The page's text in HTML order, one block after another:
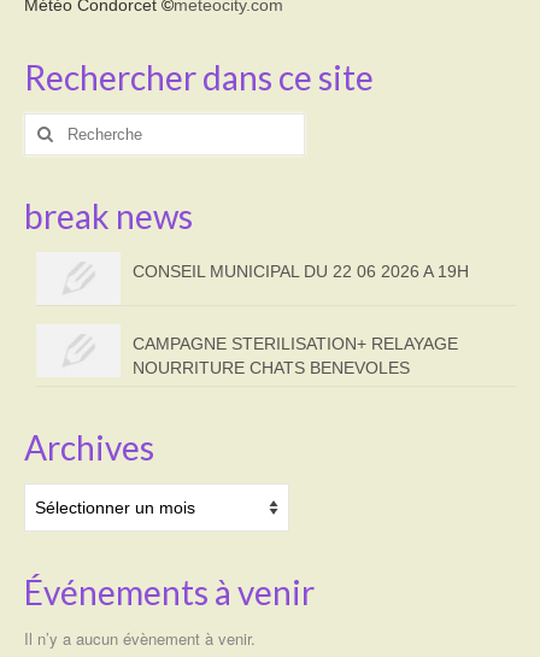
Météo Condorcet ©meteocity.com
Rechercher dans ce site
Rechercher
break news
CONSEIL MUNICIPAL DU 22 06 2026 A 19H
CAMPAGNE STERILISATION+ RELAYAGE
NOURRITURE CHATS BENEVOLES
Archives
Événements à venir
Il n’y a aucun évènement à venir.